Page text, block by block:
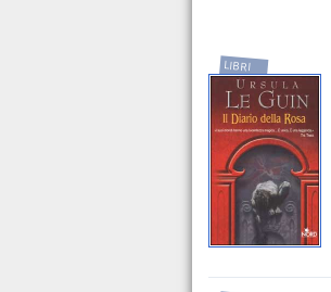
LIBRI